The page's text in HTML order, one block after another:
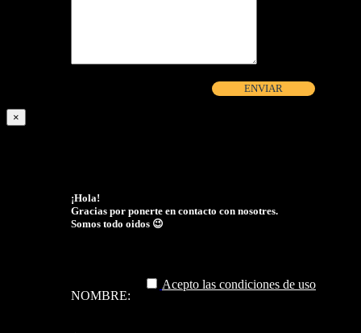
×
¡Hola!
Gracias por ponerte en contacto con nosotres.
Somos todo oidos 😉
NOMBRE:
Acepto las condiciones de uso